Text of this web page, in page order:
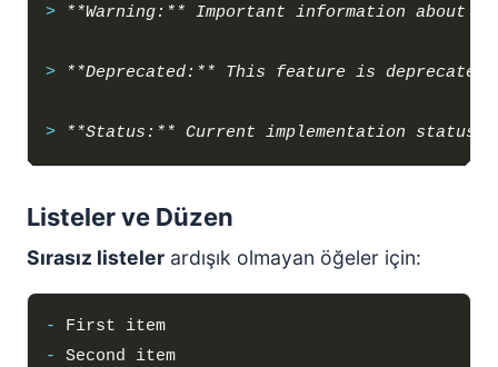
>
>
>
Listeler ve Düzen
Sırasız listeler ardışık olmayan öğeler için:
-
-